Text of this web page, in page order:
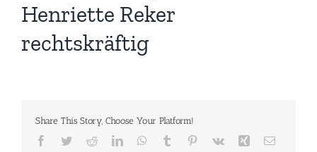
Henriette Reker
rechtskräftig
Share This Story, Choose Your Platform!
Facebook
TwitterRedditLinkedInWhatsApp
Tumblr Pinterest
Vk Xing E-